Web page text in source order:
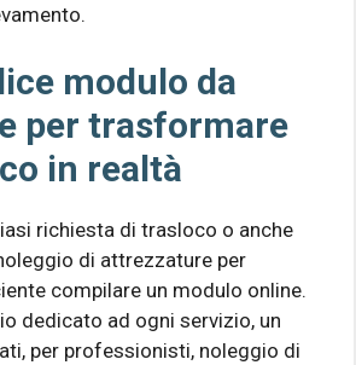
modulo da
per trasformare
in realtà
richiesta di trasloco o anche
di attrezzature per
compilare un modulo online.
dedicato ad ogni servizio, un
per professionisti, noleggio di